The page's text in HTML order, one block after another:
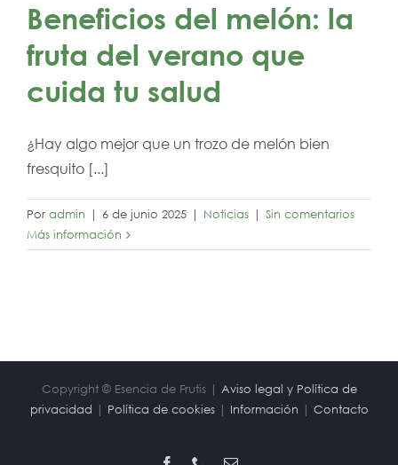
Beneficios del melón: la
fruta del verano que
cuida tu salud
¿Hay algo mejor que un trozo de melón bien
fresquito [...]
Por admin | 6 de junio 2025 | Noticias | Sin comentarios
Más información
Copyright © Esencia de Frutis | Aviso legal y Política de
privacidad | Política de cookies| Información | Contacto